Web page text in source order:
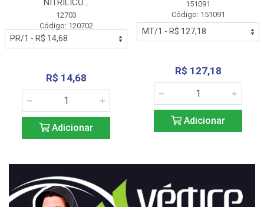
NITRÍLICO...
12703
Código: 120702
R$ 14,68
Adicionar
151091
Código: 151091
R$ 127,18
Adicionar